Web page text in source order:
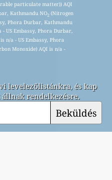
particulate matter)) AQI
Kathmandu NO2(Nitrogen
Phora Durbar, Kathmandu
US Embassy, Phora Durbar,
n/a - US Embassy, Phora
Monoxide) AQI is n/a -
levelezőlistánkra, és kap
rendelkezésre.
Beküldés